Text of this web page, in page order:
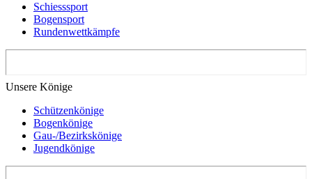
Schiesssport
Bogensport
Rundenwettkämpfe
Unsere Könige
Schützenkönige
Bogenkönige
Gau-/Bezirkskönige
Jugendkönige